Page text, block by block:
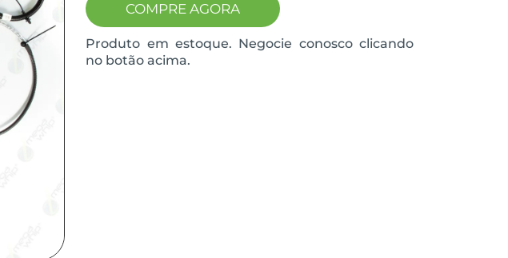
COMPRE AGORA
Produto em estoque. Negocie conosco clicando
no botão acima.